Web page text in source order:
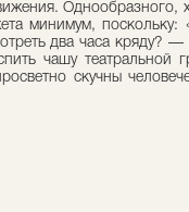
Однообразного,
минимум, поскольку:
два часа кряду?
чашу театральной
скучны